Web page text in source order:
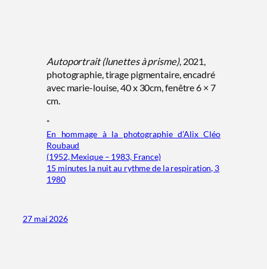
Autoportrait (lunettes à prisme), 2021,
photographie, tirage pigmentaire, encadré
avec marie-louise, 40 x 30cm, fenêtre 6 × 7
cm.
*
En hommage à la photographie d’Alix Cléo
Roubaud
(1952, Mexique – 1983, France)
15 minutes la nuit au rythme de la respiration, 3
1980
27 mai 2026